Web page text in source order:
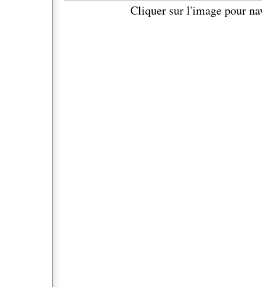
Cliquer sur l'image pour